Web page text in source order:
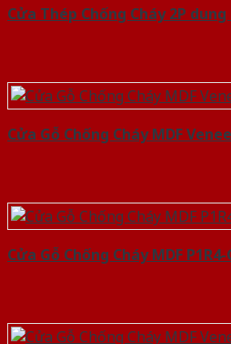
Cửa Thép Chống Cháy 2P
Cửa Gỗ Chống Cháy MDF
Cửa Gỗ Chống Cháy MDF P1R4-